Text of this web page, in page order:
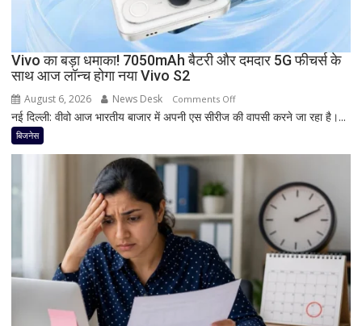
Snapdragon
प्रोसेसर
से
मचेगी
Vivo का बड़ा धमाका! 7050mAh बैटरी और दमदार 5G फीचर्स के
साथ आज लॉन्च होगा नया Vivo S2
August 6, 2026 News Desk Comments Offon
Vivo
बड़ा
7050mAh
फीचर्स
के
साथ
नई दिल्ली: वीवो आज भारतीय बाजार में अपनी एस सीरीज की वापसी करने जा रहा है।...
बिजनेस